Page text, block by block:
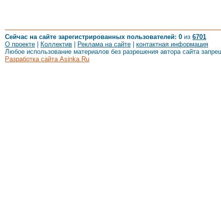
Сейчас на сайте зарегистрированных пользователей: 0 из 6701
О проекте
Коллектив Реклама на сайте
контактная информация
Любое использование материалов без разрешения автора сайта
Разработка сайта Asinka.Ru